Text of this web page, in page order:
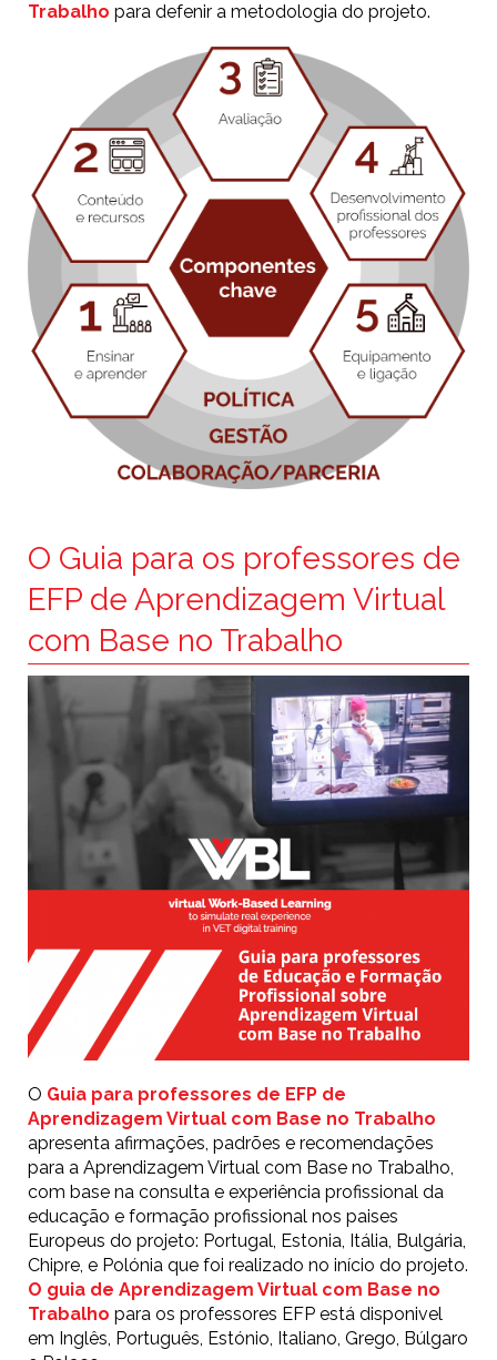
Trabalho para defenir a metodologia do projeto.
O Guia para os professores de
EFP de Aprendizagem Virtual
com Base no Trabalho
O Guia para professores de EFP de
Aprendizagem Virtual com Base no Trabalho
apresenta afirmações, padrões e recomendações
para a Aprendizagem Virtual com Base no Trabalho,
com base na consulta e experiência profissional da
educação e formação profissional nos paises
Europeus do projeto: Portugal, Estonia, Itália, Bulgária,
Chipre, e Polónia que foi realizado no início do projeto.
O guia de Aprendizagem Virtual com Base no
Trabalho para os professores EFP está disponivel
em Inglês, Português, Estónio, Italiano, Grego, Búlgaro